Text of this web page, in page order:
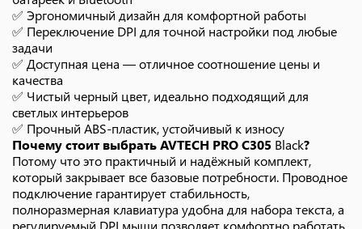
✅ Эргономичный дизайн для комфортной работы
✅ Переключение DPI для точной настройки под любые
задачи
✅ Доступная цена — отличное соотношение цены и
качества
✅ Чистый черный цвет, идеально подходящий для
светлых интерьеров
✅ Прочный ABS-пластик, устойчивый к износу
Почему стоит выбрать AVTECH PRO C305 Black?
Потому что это практичный и надёжный комплект,
который закрывает все базовые потребности. Проводное
подключение гарантирует стабильность,
полноразмерная клавиатура удобна для набора текста, а
регулируемый DPI мыши позволяет комфортно работать